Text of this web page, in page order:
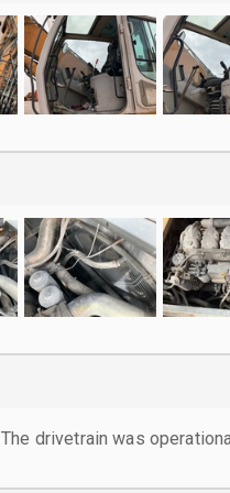
The drivetrain was